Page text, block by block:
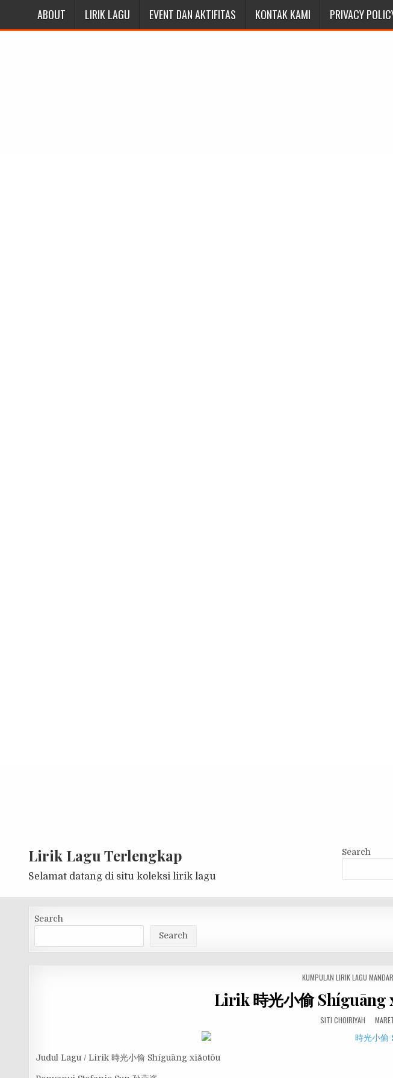
ABOUT LIRIK LAGU EVENT DAN AKTIFITAS KONTAK KAMI PRIVACY
Lirik Lagu Terlengkap
Selamat datang di situ koleksi lirik lagu
Search
Search
Search
POSTED
KUMPULAN LIRIK LAGU
Lirik 時光小偷 Shíguāng
SITI CHOIRIYAH
Judul Lagu / Lirik 時光小偷 Shíguāng xiǎotōu